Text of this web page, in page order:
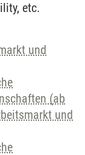
etc.
und
(ab
und